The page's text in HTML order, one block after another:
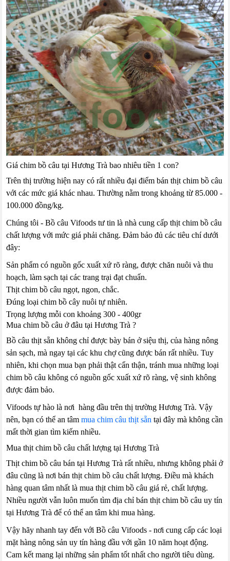
Giá chim bồ câu tại Hương Trà bao nhiêu tiền 1 con?
Trên thị trường hiện nay có rất nhiều đại điểm bán thịt chim bồ câu
với các mức giá khác nhau. Thường nằm trong khoảng từ 85.000 -
100.000 đồng/kg.
Chúng tôi - Bồ câu Vifoods tư tin là nhà cung cấp thịt chim bồ câu
chất lượng với mức giá phải chăng. Đảm bảo đủ các tiêu chí dưới
đây:
Sản phẩm có nguồn gốc xuất xứ rõ ràng, được chăn nuôi và thu
hoạch, làm sạch tại các trang trại đạt chuẩn.
Thịt chim bồ câu ngọt, ngon, chắc.
Đúng loại chim bồ cây nuôi tự nhiên.
Trọng lượng mỗi con khoảng 300 - 400gr
Mua chim bồ câu ở đâu tại Hương Trà ?
Bồ câu thịt sẵn không chỉ được bày bán ở siệu thị, của hàng nông
sản sạch, mà ngay tại các khu chợ cũng được bán rất nhiều. Tuy
nhiên, khi chọn mua bạn phải thật cẩn thận, tránh mua những loại
chim bồ câu không có nguồn gốc xuất xứ rõ ràng, vệ sinh không
được đảm bảo.
Vifoods tự hào là nơi hàng đầu trên thị trường Hương Trà. Vậy
nên, bạn có thể an tâmmua chim câu thịt sẵn tại đây mà không cần
mất thời gian tìm kiếm nhiều.
Mua thịt chim bồ câu chất lượng tại Hương Trà
Thịt chim bồ câu bán tại Hương Trà rất nhiều, nhưng không phải ở
đâu cũng là nơi bán thịt chim bồ câu chất lượng. Điều mà khách
hàng quan tâm nhất là mua thịt chim bồ câu giá rẻ, chất lượng.
Nhiều người vẫn luôn muốn tìm địa chỉ bán thịt chim bồ câu uy tín
tại Hương Trà để có thể an tâm khi mua hàng.
Vậy hãy nhanh tay đến với Bồ câu Vifoods - nơi cung cấp các loại
mặt hàng nông sản uy tín hàng đầu với gần 10 năm hoạt động.
Cam kết mang lại những sản phẩm tốt nhất cho người tiêu dùng.